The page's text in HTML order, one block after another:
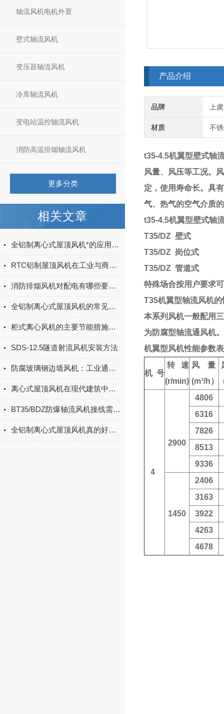
轴流风机电机外置
壁式轴流风机
变压器轴流风机
冷库轴流风机
变电站温控轴流风机
消防高温排烟轴流风机
更多分类
相关文章
全铝制离心式屋顶风机*的应用性能
RTC铝制屋顶风机在工业与商业建筑中的应用
消防排烟风机对配电有哪些要求？
全铝制离心式屋顶风机的常见问题
柜式离心风机的主要节能措施展示
SDS-12.5隧道射流风机安装方法
防腐玻璃钢边墙风机：工业通风的可靠卫士
离心式屋顶风机在现代建筑中的应用与技术优化
BT35/BDZ防爆轴流风机接线需要注意什么
全铝制离心式屋顶风机真的好实用
产品介绍
品牌 上
材质 不
t35-4.5机翼型壁式轴
风量、风压等工况。
定，使用寿命长。具
气、热气的空气介质
t35-4.5机翼型壁式轴
T35/DZ 壁式
T35/DZ 岗位式
T35/DZ 管道式
特殊场合按用户要求
T35机翼型轴流风机
本系列风机一般配用
为防腐型轴流通风机。
机翼型风机性能参数
机 号
转 速
(r/min)
风 量
(m³/h）
4
2900
4806
6316
7826
8513
9336
1450
2406
3163
3922
4263
4678